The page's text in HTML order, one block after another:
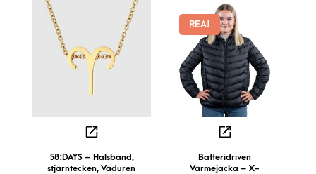
58:DAYS – Halsband,
stjärntecken, Väduren
REA!
Batteridriven
Värmejacka – X-